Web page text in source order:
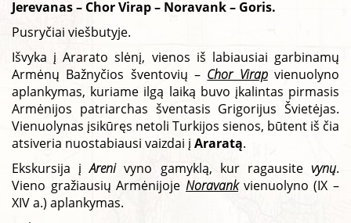
Jerevanas – Chor Virap – Noravank – Goris.
Pusryčiai viešbutyje.
Išvyka į Ararato slėnį, vienos iš labiausiai garbinamų
Armėnų Bažnyčios šventovių – Chor Virapvienuolyno
aplankymas, kuriame ilgą laiką buvo įkalintas pirmasis
Armėnijos patriarchas šventasis Grigorijus Švietėjas.
Vienuolynas įsikūręs netoli Turkijos sienos, būtent iš čia
atsiveria nuostabiausi vaizdai į Araratą.
Ekskursija įArenivyno gamyklą, kur ragausitevynų.
Vieno gražiausių Armėnijoje Noravankvienuolyno (IX –
XIV a.) aplankymas.